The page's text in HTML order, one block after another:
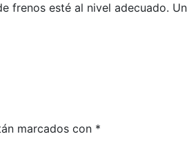
frenos esté al nivel adecuado.
marcados con *